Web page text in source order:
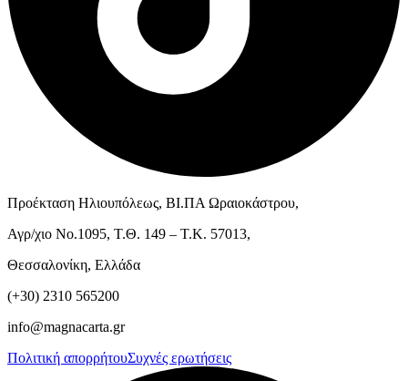
Προέκταση Ηλιουπόλεως, ΒΙ.ΠΑ Ωραιοκάστρου,
Αγρ/χιο Νο.1095, Τ.Θ. 149 – Τ.Κ. 57013,
Θεσσαλονίκη, Ελλάδα
(+30) 2310 565200
info@magnacarta.gr
Πολιτική απορρήτουΣυχνές ερωτήσεις